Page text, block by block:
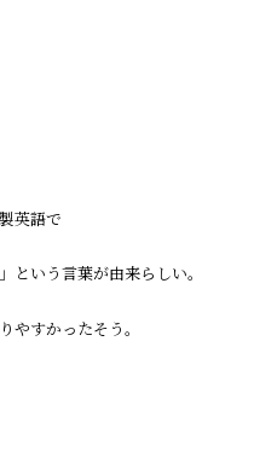
英語で
という言葉が由来らしい。
やすかったそう。